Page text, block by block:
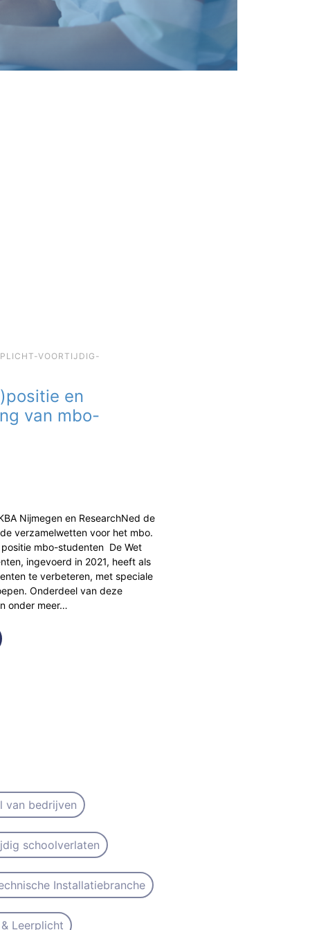
VOORTIJDIG-
en
van mbo-
Nijmegen en ResearchNed de
verzamelwetten voor het mbo.
mbo-studenten De Wet
ingevoerd in 2021, heeft als
te verbeteren, met speciale
Onderdeel van deze
onder meer…
van bedrijven
schoolverlaten
Installatiebranche
Leerplicht